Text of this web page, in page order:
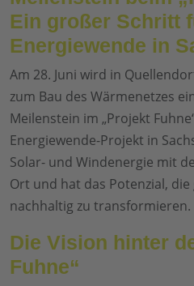
Ein großer Schritt
Energiewende in
Am 28. Juni wird in
zum Bau des Wärmenetzes
Meilenstein im „Projekt
Energiewende-Projekt in
Solar- und Windenergie mit
Ort und hat das Potenzial, die
nachhaltig zu transformieren.
Die Vision hinter
Fuhne“